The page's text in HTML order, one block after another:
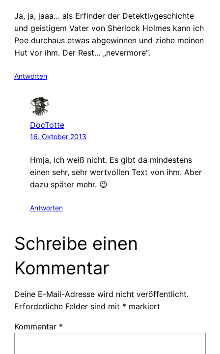
Ja, ja, jaaa… als Erfinder der Detektivgeschichte
und geistigem Vater von Sherlock Holmes kann ich
Poe durchaus etwas abgewinnen und ziehe meinen
Hut vor ihm. Der Rest… „nevermore“.
Antworten
DocTotte
16. Oktober 2013
Hmja, ich weiß nicht. Es gibt da mindestens
einen sehr, sehr wertvollen Text von ihm. Aber
dazu später mehr. 😉
Antworten
Schreibe einen
Kommentar
Deine E-Mail-Adresse wird nicht veröffentlicht.
Erforderliche Felder sind mit * markiert
Kommentar *